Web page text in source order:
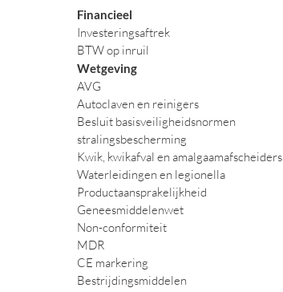
Financieel
Investeringsaftrek
BTW op inruil
Wetgeving
AVG
Autoclaven en reinigers
Besluit basisveiligheidsnormen
stralingsbescherming
Kwik, kwikafval en amalgaamafscheiders
Waterleidingen en legionella
Productaansprakelijkheid
Geneesmiddelenwet
Non-conformiteit
MDR
CE markering
Bestrijdingsmiddelen